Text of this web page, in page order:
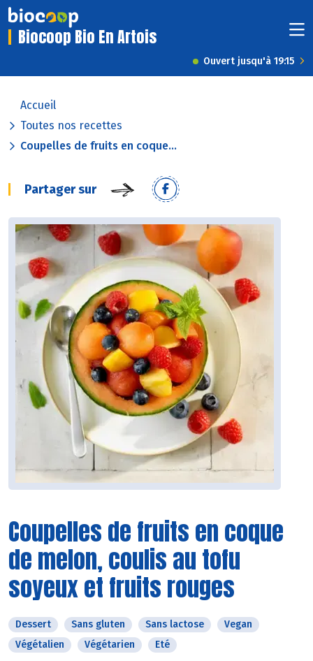
Biocoop Bio En Artois
Ouvert jusqu'à 19:15
Accueil
Toutes nos recettes
Coupelles de fruits en coque...
Partager sur
Coupelles de fruits en coque
de melon, coulis au tofu
soyeux et fruits rouges
Dessert Sans gluten Sans lactose
Vegan
Végétalien
Végétarien Eté